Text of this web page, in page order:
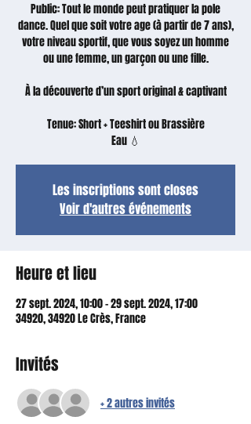
Public: Tout le monde peut pratiquer la pole
dance. Quel que soit votre age (à partir de 7 ans),
votre niveau sportif, que vous soyez un homme
ou une femme, un garçon ou une fille.
À la découverte d’un sport original & captivant
Tenue: Short + Teeshirt ou Brassière
Eau 💧
Les inscriptions sont closes
Voir d'autres événements
Heure et lieu
27 sept. 2024, 10:00 – 29 sept. 2024, 17:00
34920, 34920 Le Crès, France
Invités
+ 2 autres invités